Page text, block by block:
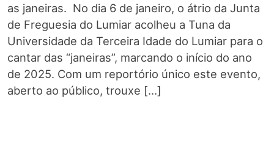
as janeiras. No dia 6 de janeiro, o átrio da Junta
de Freguesia do Lumiar acolheu a Tuna da
Universidade da Terceira Idade do Lumiar para o
cantar das “janeiras”, marcando o início do ano
de 2025. Com um reportório único este evento,
aberto ao público, trouxe […]